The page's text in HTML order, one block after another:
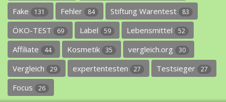
Fake 131 Fehler 84 Stiftung Warentest 83
ÖKO-TEST 69 Label 59 Lebensmittel 52
Affiliate 44 Kosmetik 35 vergleich.org 30
Vergleich 29 expertentesten 27 Testsieger 27
Focus 26